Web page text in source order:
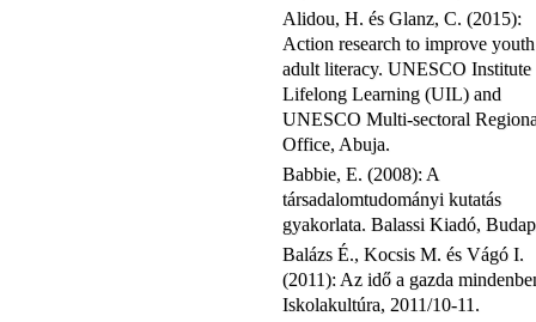
Alidou, H. és Glanz, C. (2015):
Action research to improve
adult literacy. UNESCO Institute
Lifelong Learning (UIL) and
UNESCO Multi-sectoral
Office, Abuja.
Babbie, E. (2008): A
társadalomtudományi kutatás
gyakorlata. Balassi Kiadó,
Balázs É., Kocsis M. és Vágó I.
(2011): Az idő a gazda
Iskolakultúra, 2011/10-11.